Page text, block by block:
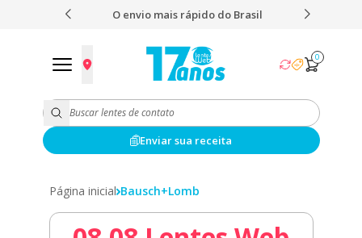
O envio mais rápido do Brasil
0
Enviar sua receita
Página inicial Bausch+Lomb